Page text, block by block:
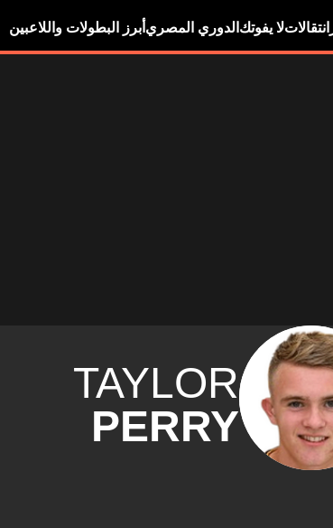
انتقالاتلا يفوتك الدوري المصري أبرز البطولات واللاعبين
TAYLOR
PERRY